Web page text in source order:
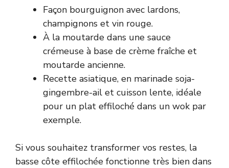
Façon bourguignon avec lardons,
champignons et vin rouge.
À la moutarde dans une sauce
crémeuse à base de crème fraîche et
moutarde ancienne.
Recette asiatique, en marinade soja-
gingembre-ail et cuisson lente, idéale
pour un plat effiloché dans un wok par
exemple.
Si vous souhaitez transformer vos restes, la
basse côte effilochée fonctionne très bien dans